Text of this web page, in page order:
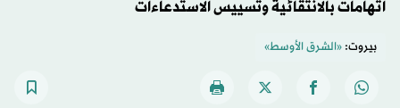
اتهامات بالانتقائية وتسييس الاستدعاءات
بيروت:«الشرق الأوسط»